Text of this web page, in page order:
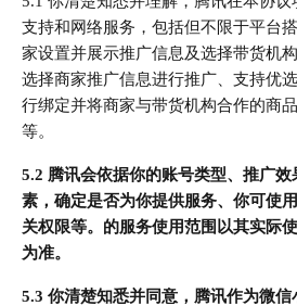
支持和网络服务，包括但不限于平台
家设置并展示推广信息及选择带货机
选择商家推广信息进行推广、支持优
行绑定并将商家与带货机构合作的商
等。
5.2 腾讯会依据你的账号类型、推广
素，确定是否为你提供服务、你可使
关权限等。的服务使用范围以其实际
为准。
5.3 你清楚知悉并同意，腾讯作为微